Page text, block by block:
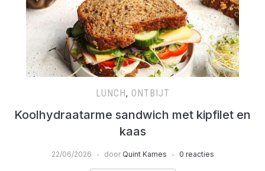
LUNCH, ONTBIJT
Koolhydraatarme sandwich met kipfilet en
kaas
22/06/2026 door Quint Kames 0 reacties